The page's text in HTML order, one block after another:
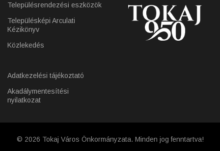
Településrendezési eszközök
Településképi Arculati
Kézikönyv
Közlekedés
Adatkezelési tájékoztató
Akadálymentesítési
nyilatkozat
© 2026 Tokaj Város Önkormányzata. Minden jog fenntartva!